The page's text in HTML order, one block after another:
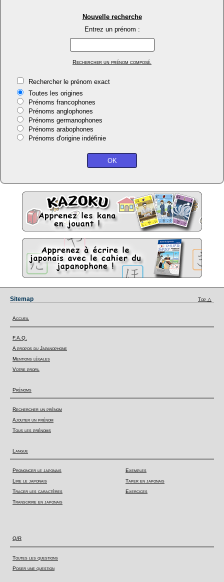
Nouvelle recherche
Entrez un prénom :
Rechercher un prénom composé.
Rechercher le prénom exact
Toutes les origines
Prénoms francophones
Prénoms anglophones
Prénoms germanophones
Prénoms arabophones
Prénoms d'origine indéfinie
Sitemap Top △
Accueil
F.A.Q.
A propos du Japanophone
Mentions légales
Votre profil
Prénoms
Rechercher un prénom
Ajouter un prénom
Tous les prénoms
Langue
Prononcer le japonais
Lire le japonais
Tracer les caractères
Transcrire en japonais
Exemples
Taper en japonais
Exercices
Q/R
Toutes les questions
Poser une question